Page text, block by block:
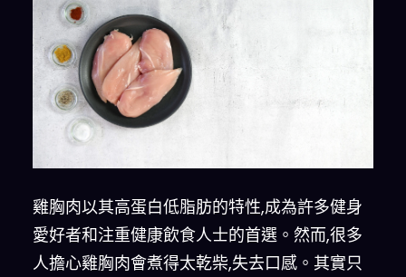
雞胸肉以其高蛋白低脂肪的特性,成為許多健身
愛好者和注重健康飲食人士的首選。然而,很多
人擔心雞胸肉會煮得太乾柴,失去口感。其實只